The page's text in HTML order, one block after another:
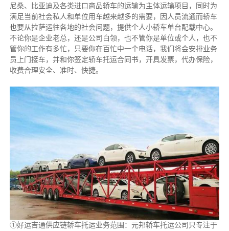
尼桑、比亚迪及各类进口商品轿车的运输为主体运输项目，同时为
满足当前社会私人和单位用车越来越多的需要，因人员流通而轿车
也要从拉萨运往各地的社会问题，提供个人小轿车单台配载中心。
不论你是企业老总，还是公司白领，也不管你是单位或个人，也不
管你的工作有多忙，只要你在百忙中一个电话，我们将会安排业务
员上门接车，并和你签定轿车托运合同书，开具发票，代办保险，
收费合理安全、准时、快捷。
①好运吉通供应链轿车托运业务范围：元邦轿车托运公司只专注于